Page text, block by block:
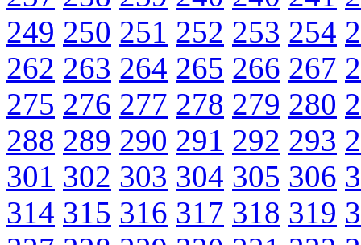
249 250 251 252 253 254
262 263 264 265 266 267
275 276 277 278 279 280
288 289 290 291 292 293
301 302 303 304 305 306
314 315 316 317 318 319